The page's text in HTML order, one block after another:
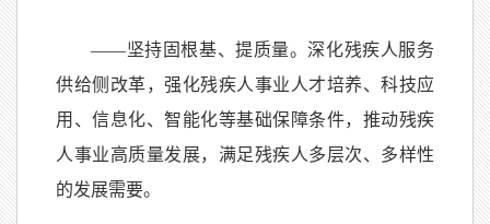
——坚持固根基、提质量。深化残疾人服务
供给侧改革，强化残疾人事业人才培养、科技应
用、信息化、智能化等基础保障条件，推动残疾
人事业高质量发展，满足残疾人多层次、多样性
的发展需要。